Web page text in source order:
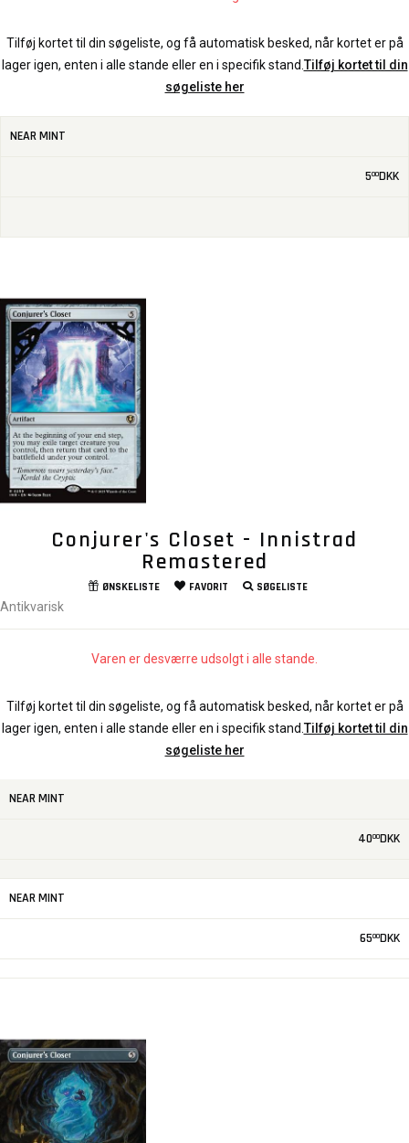
Tilføj kortet til din søgeliste, og få automatisk besked, når kortet er på
lager igen, enten i alle stande eller en i specifik stand.Tilføj kortet til din
søgeliste her
NEAR MINT
500DKK
Conjurer's Closet - Innistrad
Remastered
ØNSKELISTE FAVORIT SØGELISTE
Antikvarisk
Varen er desværre udsolgt i alle stande.
Tilføj kortet til din søgeliste, og få automatisk besked, når kortet er på
lager igen, enten i alle stande eller en i specifik stand. Tilføj kortet til din
søgeliste her
NEAR MINT
4000DKK
NEAR MINT
6500DKK